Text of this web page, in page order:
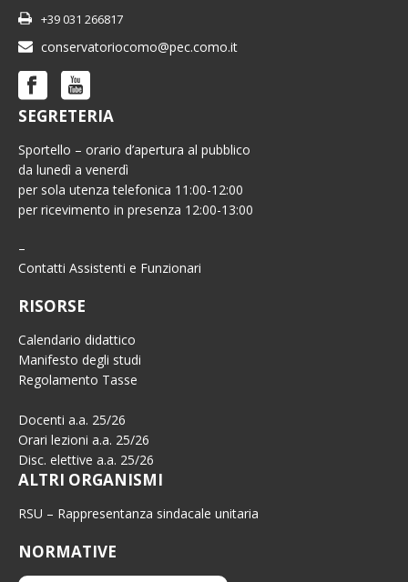
+39 031 266817
conservatoriocomo@pec.como.it
SEGRETERIA
Sportello – orario d’apertura al pubblico
da lunedì a venerdì
per sola utenza telefonica 11:00-12:00
per ricevimento in presenza 12:00-13:00
–
Contatti Assistenti e Funzionari
RISORSE
Calendario didattico
Manifesto degli studi
Regolamento Tasse
Docenti a.a. 25/26
Orari lezioni a.a. 25/26
Disc. elettive a.a. 25/26
ALTRI ORGANISMI
RSU – Rappresentanza sindacale unitaria
NORMATIVE